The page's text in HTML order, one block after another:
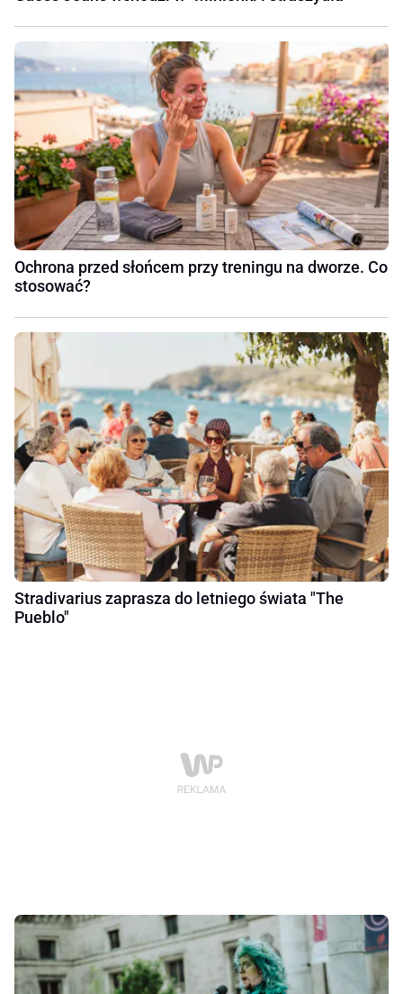
Ochrona przed słońcem przy treningu na dworze. Co
stosować?
Stradivarius zaprasza do letniego świata "The
Pueblo"